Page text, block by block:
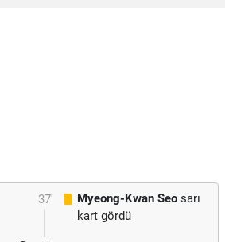
37' Myeong-Kwan Seo sarı
kart gördü